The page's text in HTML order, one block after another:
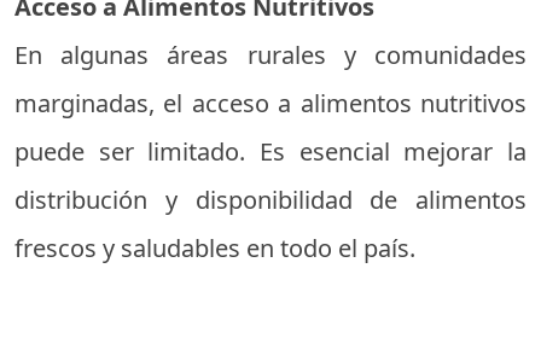
Acceso a Alimentos Nutritivos
En algunas áreas rurales y comunidades
marginadas, el acceso a alimentos nutritivos
puede ser limitado. Es esencial mejorar la
distribución y disponibilidad de alimentos
frescos y saludables en todo el país.